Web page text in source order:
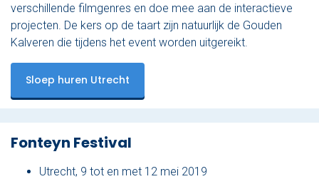
verschillende filmgenres en doe mee aan de interactieve
projecten. De kers op de taart zijn natuurlijk de Gouden
Kalveren die tijdens het event worden uitgereikt.
Sloep huren Utrecht
Fonteyn Festival
Utrecht, 9 tot en met 12 mei 2019